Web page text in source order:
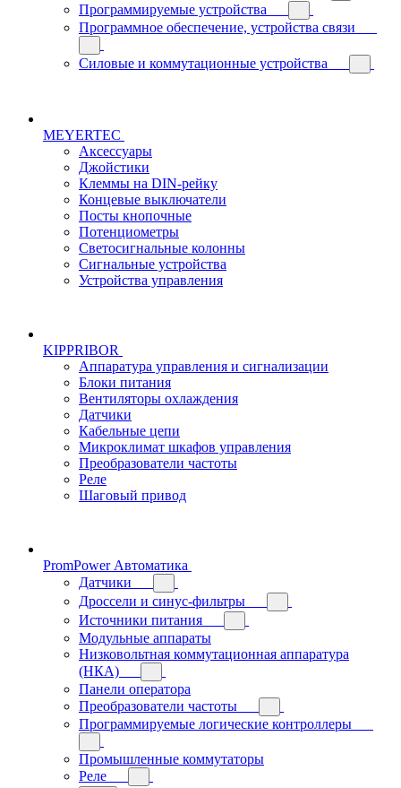
Программируемые устройства
Программное обеспечение, устройства связи
Силовые и коммутационные устройства
MEYERTEC
Аксессуары
Джойстики
Клеммы на DIN-рейку
Концевые выключатели
Посты кнопочные
Потенциометры
Светосигнальные колонны
Сигнальные устройства
Устройства управления
KIPPRIBOR
Аппаратура управления и сигнализации
Блоки питания
Вентиляторы охлаждения
Датчики
Кабельные цепи
Микроклимат шкафов управления
Преобразователи частоты
Реле
Шаговый привод
PromPower Автоматика
Датчики
Дроссели и синус-фильтры
Источники питания
Модульные аппараты
Низковольтная коммутационная аппаратура
(НКА)
Панели оператора
Преобразователи частоты
Программируемые логические контроллеры
Промышленные коммутаторы
Реле